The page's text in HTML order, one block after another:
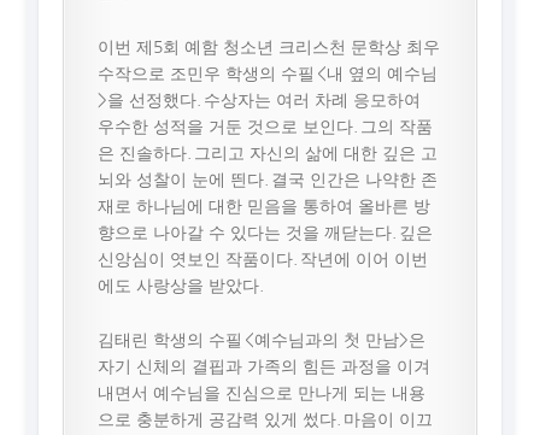
이번 제5회 예함 청소년 크리스천 문학상 최우
수작으로 조민우 학생의 수필 <내 옆의 예수님
>을 선정했다. 수상자는 여러 차례 응모하여
우수한 성적을 거둔 것으로 보인다. 그의 작품
은 진솔하다. 그리고 자신의 삶에 대한 깊은 고
뇌와 성찰이 눈에 띈다. 결국 인간은 나약한 존
재로 하나님에 대한 믿음을 통하여 올바른 방
향으로 나아갈 수 있다는 것을 깨닫는다. 깊은
신앙심이 엿보인 작품이다. 작년에 이어 이번
에도 사랑상을 받았다.
김태린 학생의 수필 <예수님과의 첫 만남>은
자기 신체의 결핍과 가족의 힘든 과정을 이겨
내면서 예수님을 진심으로 만나게 되는 내용
으로 충분하게 공감력 있게 썼다. 마음이 이끄